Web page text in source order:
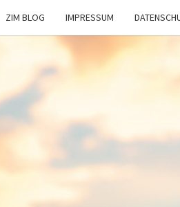
ZIM BLOG IMPRESSUM